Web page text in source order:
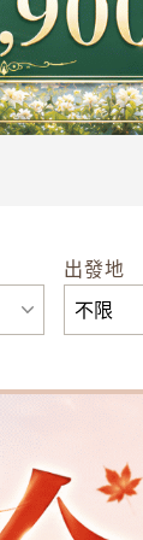
出發地